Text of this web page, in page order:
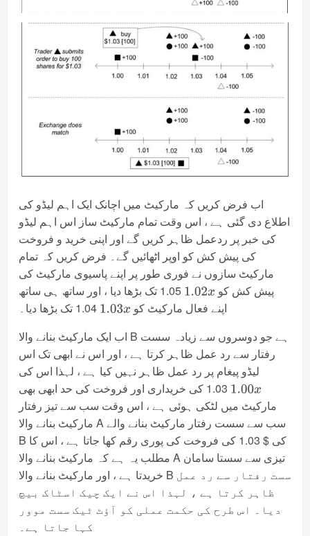
اب فرض کریں کہ مارکیٹ میں اچانک ایک اہم لیڈو کی
اطلاع دی گئی ہے ، اس وقت تمام مارکیٹ ساز اس اہم لیڈو
کی خبر پر ردعمل ظاہر کریں گے اور اپنی خرید و فروخت
کی پیش کش کو اوپر اٹھائیں گے۔ فرض کریں کہ تمام
مارکیٹ سازوں نے فوری طور پر اپنے پاسیوی مارکیٹ کی
پیش کش کو
1.02x
1.05 تک بڑھا دیا ، اور ساتھ ہی ساتھ
اپنے فعال مارکیٹ کو
1.03x
اب ایک مارکیٹ بنانے والا B ہے جو دوسروں سے زیادہ سست
رفتار سے رد عمل ظاہر کرتا ہے ، اور اس نے ابھی تک اس
لیڈو پیغام پر رد عمل ظاہر نہیں کیا ہے ، لہذا اس کی
1.00x
1.03 کی خریداری اور فروخت کی حد ابھی بھی
مارکیٹ میں لٹکی ہوئی ہے ، اس وقت سب سے تیز رفتار
مارکیٹ بنانے والا A سب سے سست رفتار مارکیٹ بنانے والے
B کی $ 1.03 کی فروخت کی پوری رقم کھا جاتا ہے ، اس کا
مطلب یہ ہے کہ مارکیٹ بنانے والا A تیزی سے سستا سامان
خریدتا ہے ، اور مارکیٹ بنانے والا B سست رفتار سے رد عمل
ظاہر کرتا ہے ، لہذا اس نے ایک چیک اسٹاک بیچ
دیا۔ اس طرح کی حکمت عملی کو آؤٹ ٹیک سست موور
کہا جاتا ہے۔